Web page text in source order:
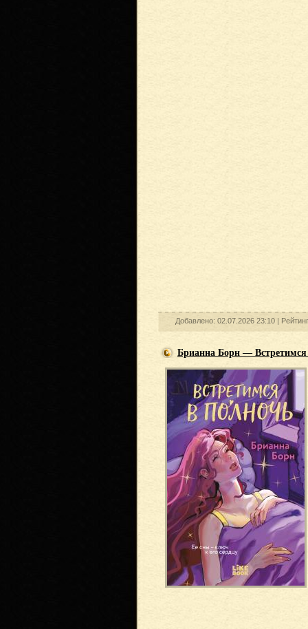
Добавлено: 02.07.2026 23:10 |
Брианна Борн — Встретимся